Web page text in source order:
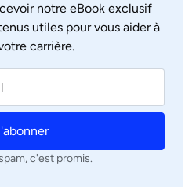
notre eBook exclusif
utiles pour vous aider à
carrière.
c'est promis.